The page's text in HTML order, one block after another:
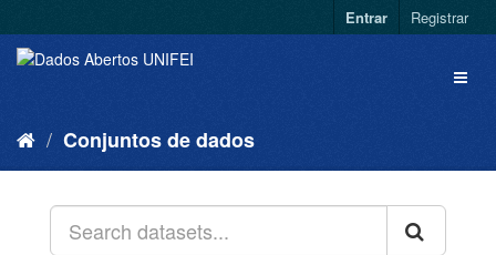
Entrar Registrar
Conjuntos de dados